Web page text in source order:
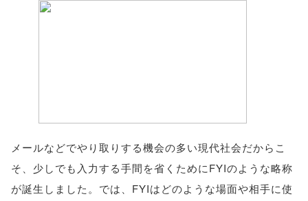
メールなどでやり取りする機会の多い現代社会だからこ
そ、少しでも入力する手間を省くためにFYIのような略称
が誕生しました。では、FYIはどのような場面や相手に使